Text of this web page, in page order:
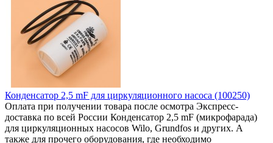
Конденсатор 2,5 mF для циркуляционного насоса (100250)
Оплата при получении товара после осмотра Экспресс-
доставка по всей России Конденсатор 2,5 mF (микрофарада)
для циркуляционных насосов Wilo, Grundfos и других. А
также для прочего оборудования, где необходимо